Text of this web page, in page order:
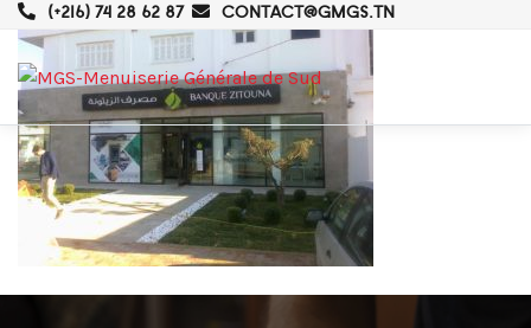
(+216) 74 28 62 87 CONTACT@GMGS.TN